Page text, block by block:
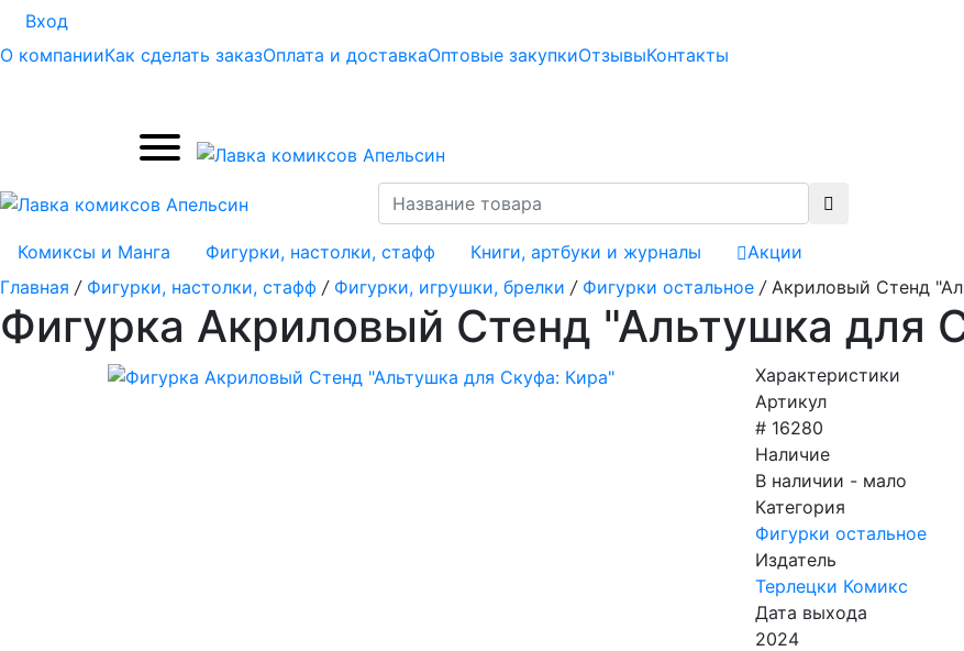
Вход
О компанииКак сделать заказОплата и доставкаОптовые закупкиОтзывыКонтакты
Комиксы и Манга
Фигурки, настолки, стафф Книги, артбуки и журналы
Акции
Главная / Фигурки, настолки, стафф / Фигурки, игрушки, брелки / Фигурки остальное / Акриловый Стенд
Фигурка Акриловый Стенд "Альтушка для
Характеристики
Артикул
# 16280
Наличие
В наличии - мало
Категория
Фигурки остальное
Издатель
Терлецки Комикс
Дата выхода
2024